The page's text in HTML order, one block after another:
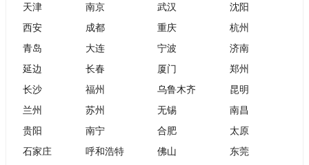
天津
南京 武汉
沈阳
西安
成都 重庆
杭州
青岛
大连 宁波
济南
延边
长春 厦门
郑州
长沙
福州 乌鲁木齐
昆明
兰州
苏州 无锡
南昌
贵阳
南宁 合肥
太原
石家庄
呼和浩特 佛山
东莞